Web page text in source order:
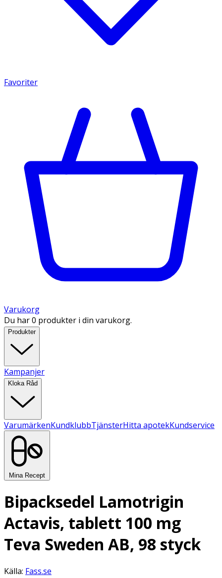
Favoriter
Varukorg
Du har 0 produkter i din varukorg.
Produkter
Kampanjer
Kloka Råd
VarumärkenKundklubbTjänsterHitta apotekKundservice
Mina Recept
Bipacksedel Lamotrigin
Actavis, tablett 100 mg
Teva Sweden AB, 98 styck
Källa: Fass.se